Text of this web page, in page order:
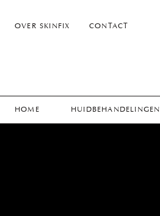
CONTACT
OVER SKINFIX
HOME HUIDBEHANDELINGEN